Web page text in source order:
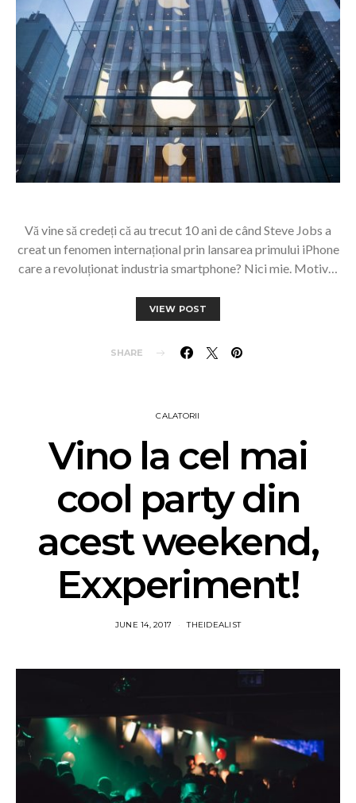
Vă vine să credeți că au trecut 10 ani de când Steve Jobs a
creat un fenomen internațional prin lansarea primului iPhone
care a revoluționat industria smartphone? Nici mie. Motiv…
VIEW POST
SHARE
CALATORII
Vino la cel mai
cool party din
acest weekend,
Exxperiment!
JUNE 14, 2017 THEIDEALIST